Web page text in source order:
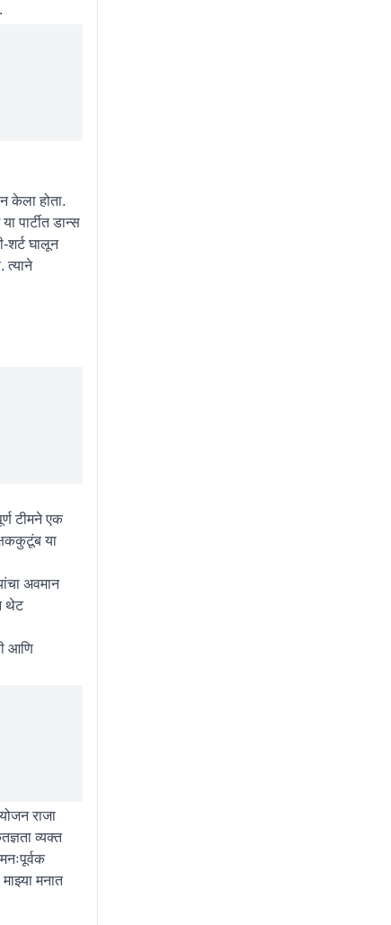
केला होता.
पार्टीत डान्स
शर्ट घालून
त्याने
टीमने एक
या
अवमान
थेट
आणि
राजा
व्यक्त
मनात